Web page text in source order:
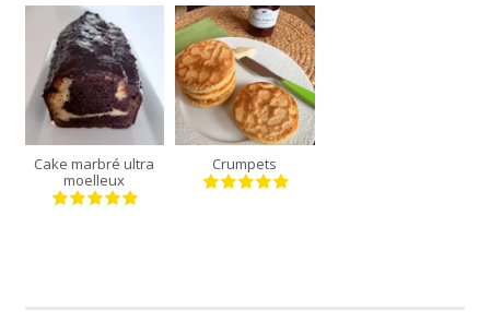
moule
de 24 cm
35
Min
Cake marbré ultra
moelleux
12
crumpets
Min
Crumpets